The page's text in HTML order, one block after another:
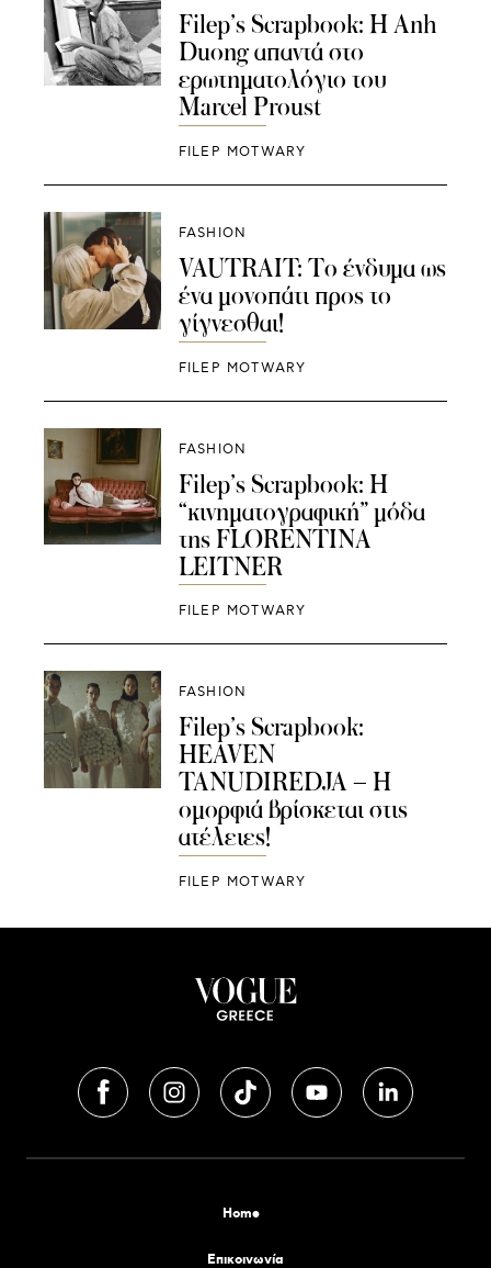
Filep’s Scrapbook: H Anh
Duong απαντά στο
ερωτηματολόγιο του
Marcel Proust
FILEP MOTWARY
FASHION
VAUTRAIT: Το ένδυμα ως
ένα μονοπάτι προς το
γίγνεσθαι!
FILEP MOTWARY
FASHION
Filep’s Scrapbook: Η
“κινηματογραφική” μόδα
της FLORENTINA
LEITNER
FILEP MOTWARY
FASHION
Filep’s Scrapbook:
HEAVEN
TANUDIREDJA – Η
ομορφιά βρίσκεται στις
ατέλειες!
FILEP MOTWARY
Home
Επικοινωνία